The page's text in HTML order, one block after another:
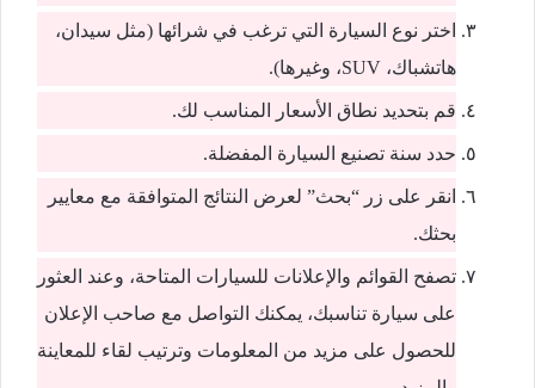
اختر نوع السيارة التي ترغب في شرائها (مثل سيدان،
هاتشباك، SUV، وغيرها).
قم بتحديد نطاق الأسعار المناسب لك.
حدد سنة تصنيع السيارة المفضلة.
انقر على زر “بحث” لعرض النتائج المتوافقة مع معايير
بحثك.
تصفح القوائم والإعلانات للسيارات المتاحة، وعند العثور
على سيارة تناسبك، يمكنك التواصل مع صاحب الإعلان
للحصول على مزيد من المعلومات وترتيب لقاء للمعاينة